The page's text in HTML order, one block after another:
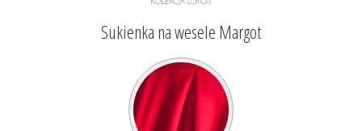
Sukienka na wesele Margot